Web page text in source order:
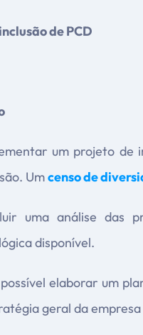
de PCD
um projeto de
Umcenso de
uma análise das
disponível.
elaborar um
geral da